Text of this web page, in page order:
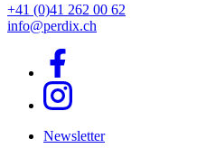
+41 (0)41 262 00 62
info@perdix.ch
Newsletter